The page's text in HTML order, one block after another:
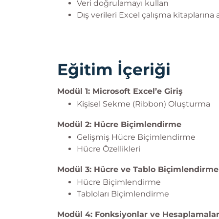
Veri doğrulamayı kullan
Dış verileri Excel çalışma kitaplarına
Eğitim İçeriği
Modül 1: Microsoft Excel’e Giriş
Kişisel Sekme (Ribbon) Oluşturma
Modül 2: Hücre Biçimlendirme
Gelişmiş Hücre Biçimlendirme
Hücre Özellikleri
Modül 3: Hücre ve Tablo Biçimlendirme
Hücre Biçimlendirme
Tabloları Biçimlendirme
Modül 4: Fonksiyonlar ve Hesaplamalar